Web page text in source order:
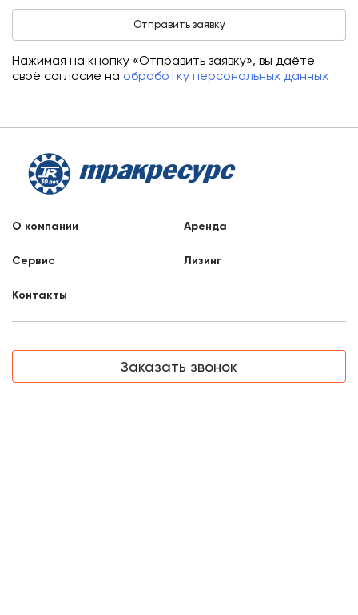
Нажимая на кнопку «Отправить заявку», вы даёте
своё согласие на обработку персональных данных
О компании Аренда
Сервис Лизинг
Контакты
Заказать звонок